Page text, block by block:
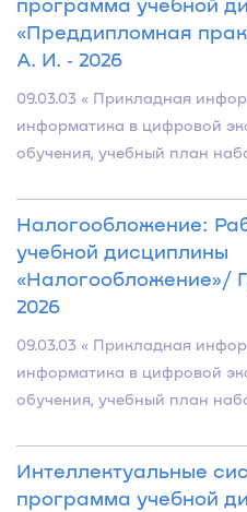
«Преддипломная
А. И. ‐ 2026
09.03.03 « Прикладная
информатика в цифровой
обучения, учебный план
Налогообложение:
учебной дисциплины
«Налогообложение»/
2026
09.03.03 « Прикладная
информатика в цифровой
обучения, учебный план
Интеллектуальные
программа учебной